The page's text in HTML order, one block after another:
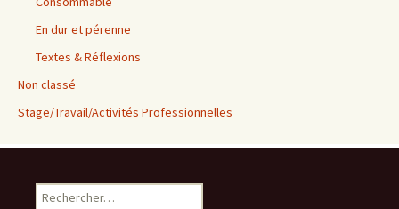
En dur et pérenne
Textes & Réflexions
Non classé
Stage/Travail/Activités Professionnelles
Rechercher :